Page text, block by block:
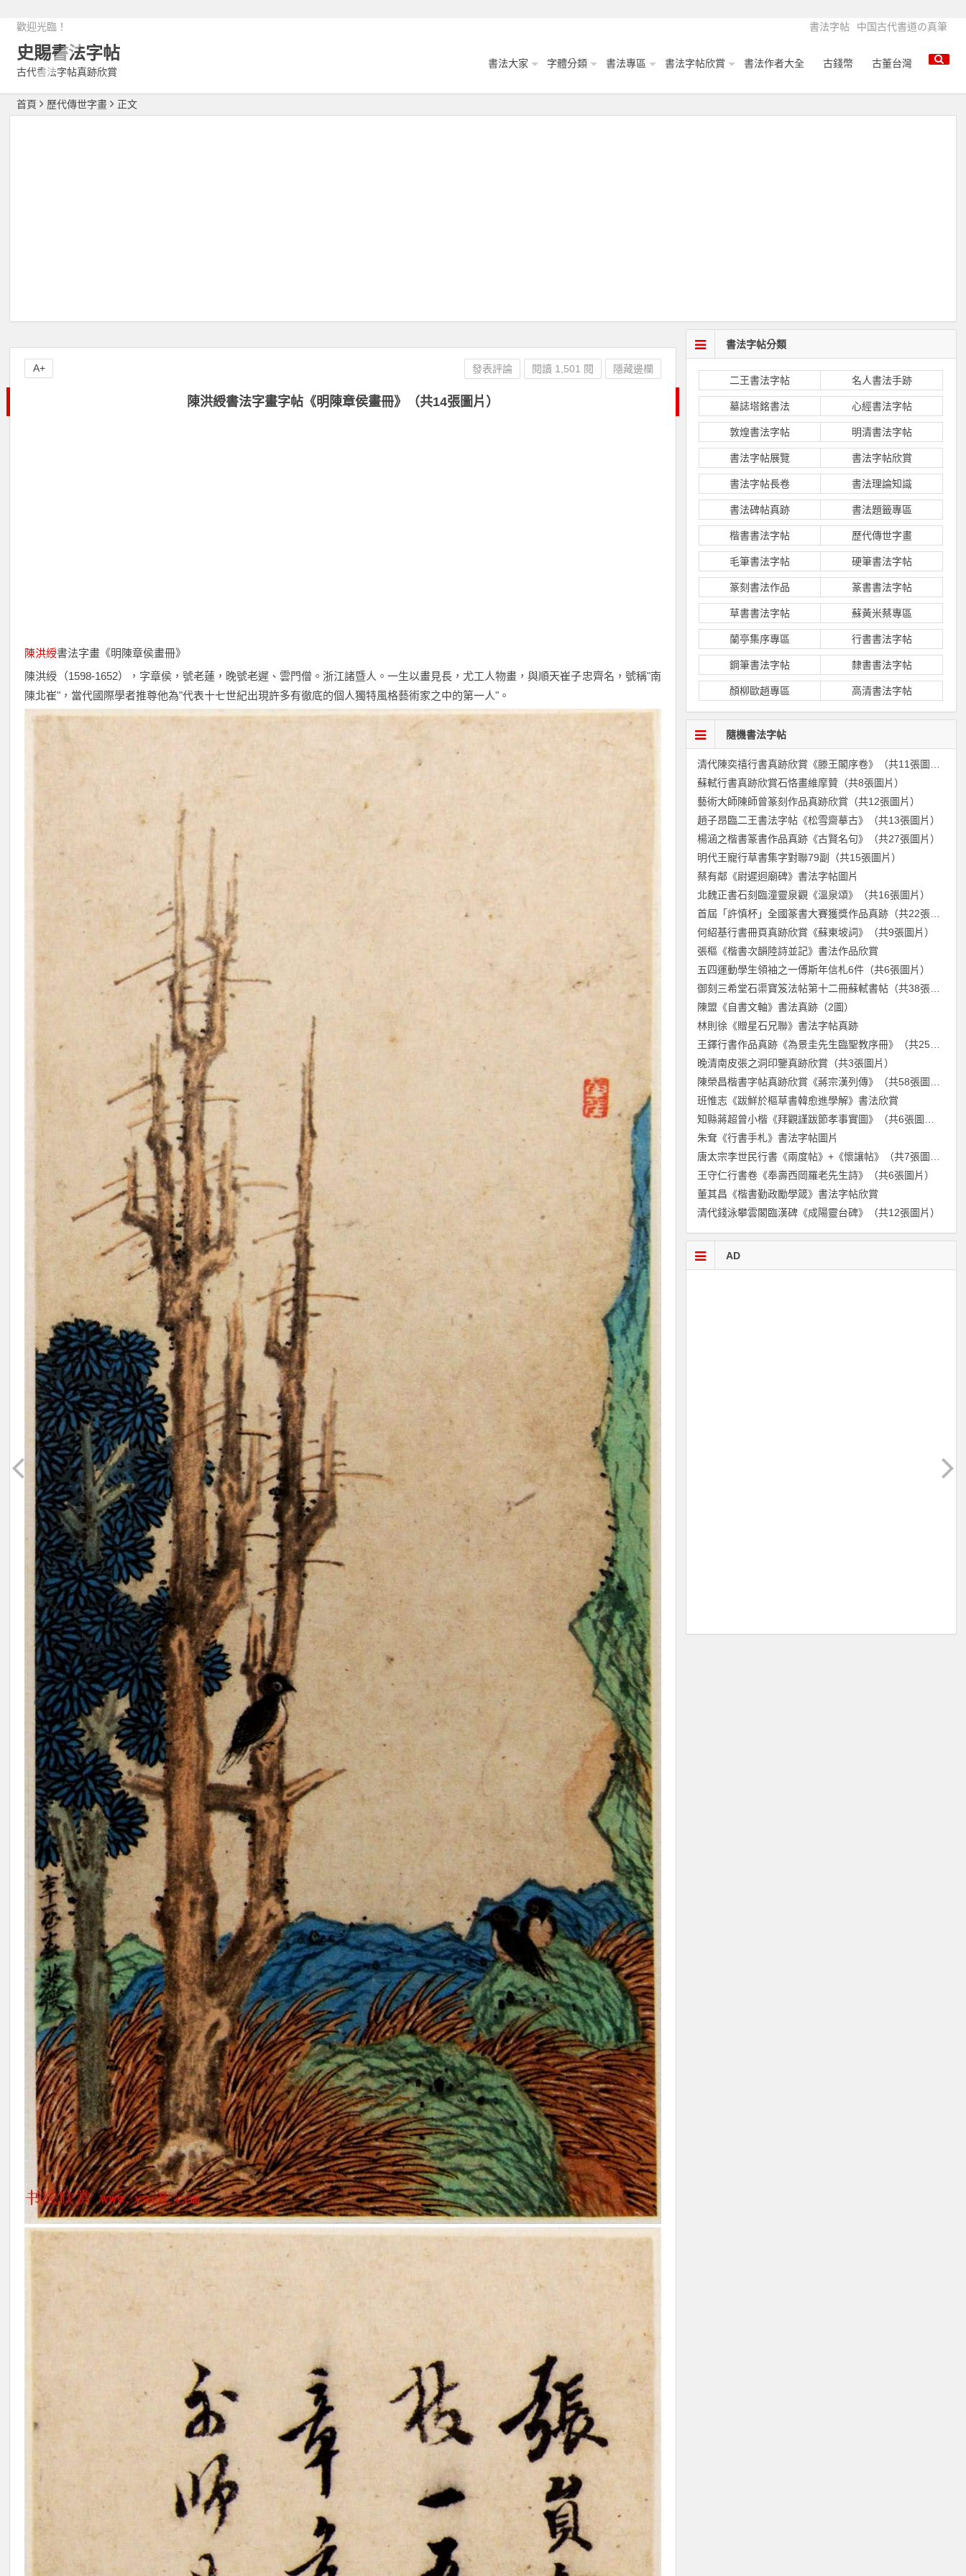
歡迎光臨！ 書法字帖 中国古代書道の真筆
史賜書法字帖
古代書法字帖真跡欣賞
書法大家 字體分類 書法專區 書法字帖欣賞 書法作者大全 古錢幣 古董台灣
首頁 歷代傳世字畫 正文
陳洪綬書法字畫字帖《明陳章侯畫冊》（共14張圖片）
陳洪綬書法字畫《明陳章侯畫冊》
陳洪綬（1598-1652），字章侯，號老蓮，晚號老遲、雲門僧。浙江諸暨人。一生以畫見長，尤工人物畫，與順天崔子忠齊名，號稱"南
陳北崔"，當代國際學者推尊他為"代表十七世紀出現許多有徹底的個人獨特風格藝術家之中的第一人"。
發表評論 閱讀 1,501 閱 隱藏邊欄
A+
書法字帖分類
二王書法字帖 名人書法手跡
墓誌塔銘書法 心經書法字帖
敦煌書法字帖 明清書法字帖
書法字帖展覽 書法字帖欣賞
書法字帖長卷 書法理論知識
書法碑帖真跡 書法題籤專區
楷書書法字帖 歷代傳世字畫
毛筆書法字帖 硬筆書法字帖
篆刻書法作品 篆書書法字帖
草書書法字帖 蘇黃米蔡專區
蘭亭集序專區 行書書法字帖
鋼筆書法字帖 隸書書法字帖
顏柳歐趙專區 高清書法字帖
隨機書法字帖
蘇軾行書真跡欣賞石恪畫維摩贊（共8張圖片）
藝術大師陳師曾篆刻作品真跡欣賞（共12張圖片）
趙子昂臨二王書法字帖《松雪齋摹古》（共13張圖片）
楊涵之楷書篆書作品真跡《古賢名句》（共27張圖片）
明代王寵行草書集字對聯79副（共15張圖片）
蔡有鄰《尉遲迥廟碑》書法字帖圖片
北魏正書石刻臨潼靈泉觀《溫泉頌》（共16張圖片）
首屆「許慎杯」全國篆書大賽獲獎作品真跡（共22張圖片）
何紹基行書冊頁真跡欣賞《蘇東坡詞》（共9張圖片）
張樞《楷書次韻陸詩並記》書法作品欣賞
五四運動學生領袖之一傅斯年信札6件（共6張圖片）
御刻三希堂石渠寶笈法帖第十二冊蘇軾書帖（共38張圖片）
陳盟《自書文軸》書法真跡（2圖）
林則徐《贈星石兄聯》書法字帖真跡
王鐸行書作品真跡《為景圭先生臨聖教序冊》（共25張圖片）
晚清南皮張之洞印鑒真跡欣賞（共3張圖片）
班惟志《跋鮮於樞草書韓愈進學解》書法欣賞
朱耷《行書手札》書法字帖圖片
王守仁行書卷《奉壽西岡羅老先生詩》（共6張圖片）
董其昌《楷書勤政勵學箴》書法字帖欣賞
清代錢泳攀雲閣臨漢碑《成陽靈台碑》（共12張圖片）
AD